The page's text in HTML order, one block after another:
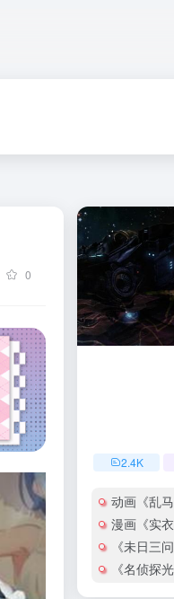
0
2.4K
动画《乱
漫画《实衣
《未日三
《名侦探